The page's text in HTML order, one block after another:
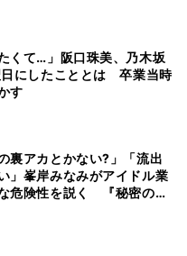
くて…」阪口珠美、乃木坂
にしたこととは 卒業当時
す
裏アカとかない?」「流出
」峯岸みなみがアイドル業
危険性を説く 『秘密のマ